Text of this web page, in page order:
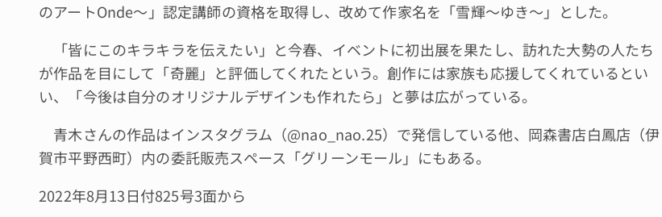
のアートOnde〜」認定講師の資格を取得し、改めて作家名を「雪輝～ゆき～」とした。
「皆にこのキラキラを伝えたい」と今春、イベントに初出展を果たし、訪れた大勢の人たち
が作品を目にして「奇麗」と評価してくれたという。創作には家族も応援してくれているとい
い、「今後は自分のオリジナルデザインも作れたら」と夢は広がっている。
青木さんの作品はインスタグラム（@nao_nao.25）で発信している他、岡森書店白鳳店（伊
賀市平野西町）内の委託販売スペース「グリーンモール」にもある。
2022年8月13日付825号3面から